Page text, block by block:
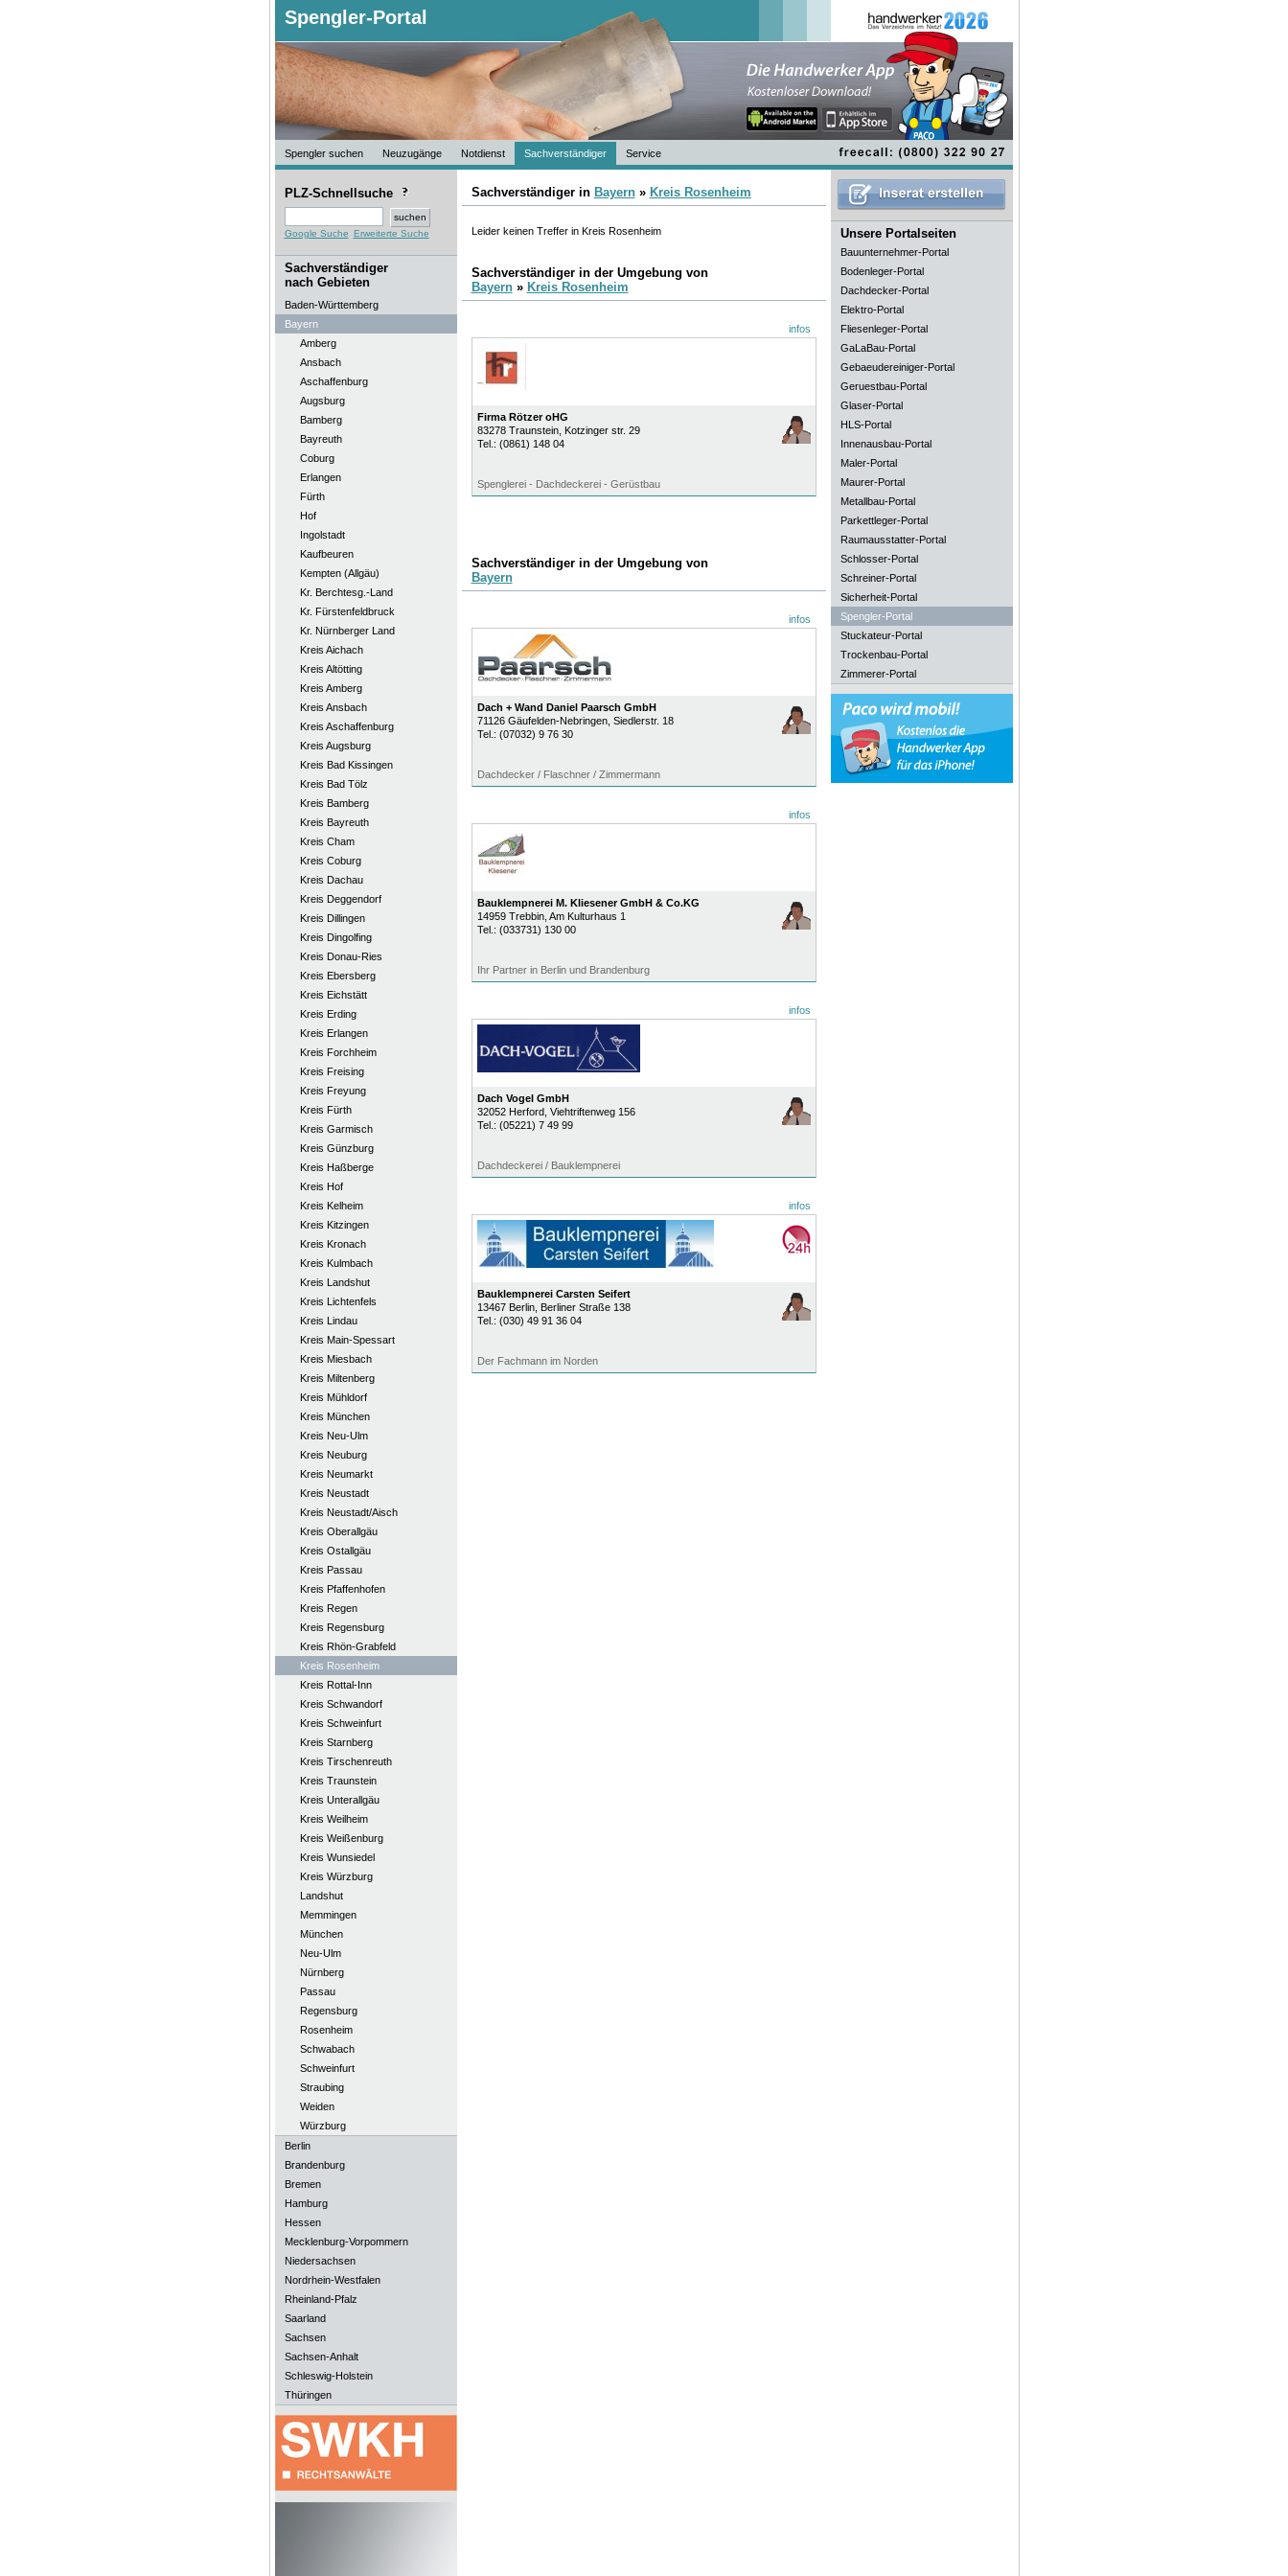
Spengler-Portal
Spengler suchen Neuzugänge Notdienst Sachverständiger Service
PLZ-Schnellsuche
Google Suche Erweiterte Suche
Sachverständiger
nach Gebieten
Baden-Württemberg
Bayern
Amberg
Ansbach
Aschaffenburg
Augsburg
Bamberg
Bayreuth
Coburg
Erlangen
Fürth
Hof
Ingolstadt
Kaufbeuren
Kempten (Allgäu)
Kr. Berchtesg.-Land
Kr. Fürstenfeldbruck
Kr. Nürnberger Land
Kreis Aichach
Kreis Altötting
Kreis Amberg
Kreis Ansbach
Kreis Aschaffenburg
Kreis Augsburg
Kreis Bad Kissingen
Kreis Bad Tölz
Kreis Bamberg
Kreis Bayreuth
Kreis Cham
Kreis Coburg
Kreis Dachau
Kreis Deggendorf
Kreis Dillingen
Kreis Dingolfing
Kreis Donau-Ries
Kreis Ebersberg
Kreis Eichstätt
Kreis Erding
Kreis Erlangen
Kreis Forchheim
Kreis Freising
Kreis Freyung
Kreis Fürth
Kreis Garmisch
Kreis Günzburg
Kreis Haßberge
Kreis Hof
Kreis Kelheim
Kreis Kitzingen
Kreis Kronach
Kreis Kulmbach
Kreis Landshut
Kreis Lichtenfels
Kreis Lindau
Kreis Main-Spessart
Kreis Miesbach
Kreis Miltenberg
Kreis Mühldorf
Kreis München
Kreis Neu-Ulm
Kreis Neuburg
Kreis Neumarkt
Kreis Neustadt
Kreis Neustadt/Aisch
Kreis Oberallgäu
Kreis Ostallgäu
Kreis Passau
Kreis Pfaffenhofen
Kreis Regen
Kreis Regensburg
Kreis Rhön-Grabfeld
Kreis Rosenheim
Kreis Rottal-Inn
Kreis Schwandorf
Kreis Schweinfurt
Kreis Starnberg
Kreis Tirschenreuth
Kreis Traunstein
Kreis Unterallgäu
Kreis Weilheim
Kreis Weißenburg
Kreis Wunsiedel
Kreis Würzburg
Landshut
Memmingen
München
Neu-Ulm
Nürnberg
Passau
Regensburg
Rosenheim
Schwabach
Schweinfurt
Straubing
Weiden
Würzburg
Berlin
Brandenburg
Bremen
Hamburg
Hessen
Mecklenburg-Vorpommern
Niedersachsen
Nordrhein-Westfalen
Rheinland-Pfalz
Saarland
Sachsen
Sachsen-Anhalt
Schleswig-Holstein
Thüringen
Sachverständiger in Bayern» Kreis Rosenheim
Leider keinen Treffer in Kreis Rosenheim
Sachverständiger in der Umgebung von
Bayern» Kreis Rosenheim
infos
Firma Rötzer oHG
83278 Traunstein, Kotzinger str. 29
Tel.: (0861) 148 04
Spenglerei - Dachdeckerei - Gerüstbau
Sachverständiger in der Umgebung von
Bayern
infos
Dach + Wand Daniel Paarsch GmbH
71126 Gäufelden-Nebringen, Siedlerstr. 18
Tel.: (07032) 9 76 30
Dachdecker / Flaschner / Zimmermann
infos
Bauklempnerei M. Kliesener GmbH & Co.KG
14959 Trebbin, Am Kulturhaus 1
Tel.: (033731) 130 00
Ihr Partner in Berlin und Brandenburg
infos
Dach Vogel GmbH
32052 Herford, Viehtriftenweg 156
Tel.: (05221) 7 49 99
Dachdeckerei / Bauklempnerei
infos
Bauklempnerei Carsten Seifert
13467 Berlin, Berliner Straße 138
Tel.: (030) 49 91 36 04
Der Fachmann im Norden
Unsere Portalseiten
Bauunternehmer-Portal
Bodenleger-Portal
Dachdecker-Portal
Elektro-Portal
Fliesenleger-Portal
GaLaBau-Portal
Gebaeudereiniger-Portal
Geruestbau-Portal
Glaser-Portal
HLS-Portal
Innenausbau-Portal
Maler-Portal
Maurer-Portal
Metallbau-Portal
Parkettleger-Portal
Raumausstatter-Portal
Schlosser-Portal
Schreiner-Portal
Sicherheit-Portal
Spengler-Portal
Stuckateur-Portal
Trockenbau-Portal
Zimmerer-Portal